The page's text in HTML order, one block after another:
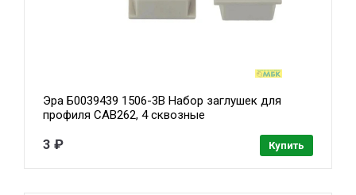
Эра Б0039439 1506-3B Набор заглушек для
профиля CAB262, 4 сквозные
3 ₽ Купить